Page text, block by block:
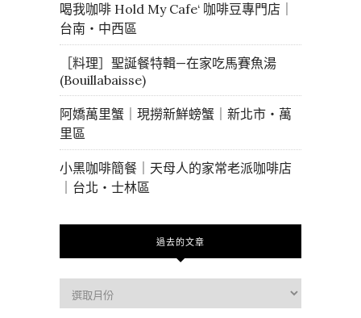
喝我咖啡 Hold My Cafe‘ 咖啡豆專門店｜
台南・中西區
［料理］聖誕餐特輯—在家吃馬賽魚湯
(Bouillabaisse)
阿嬌萬里蟹｜現撈新鮮螃蟹｜新北市・萬
里區
小黑咖啡簡餐｜天母人的家常老派咖啡店
｜台北・士林區
過去的文章
去